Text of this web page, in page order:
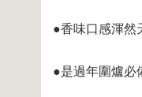
●香味口感渾然
●是過年圍爐必